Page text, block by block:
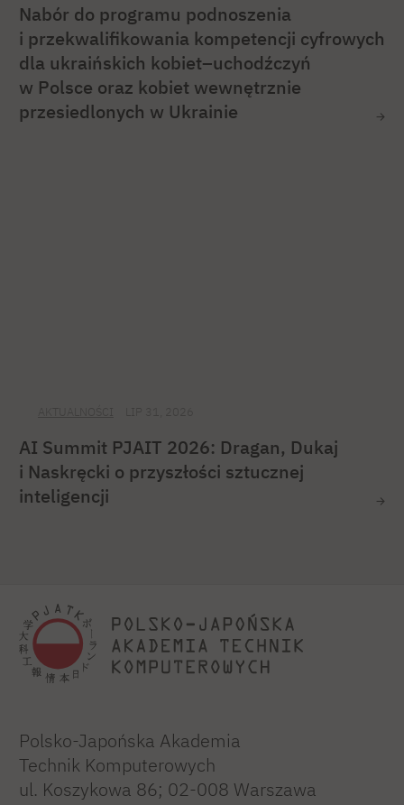
Nabór do programu podnoszenia
i przekwalifikowania kompetencji cyfrowych
dla ukraińskich kobiet–uchodźczyń
w Polsce oraz kobiet wewnętrznie
przesiedlonych w Ukrainie
AI Summit PJAIT 2026: Dragan, Dukaj
i Naskręcki o przyszłości sztucznej
inteligencji
Polsko-Japońska Akademia
Technik Komputerowych
ul. Koszykowa 86; 02-008 Warszawa